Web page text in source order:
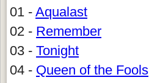
01 - Aqualast
02 - Remember
03 - Tonight
04 - Queen of the Fools